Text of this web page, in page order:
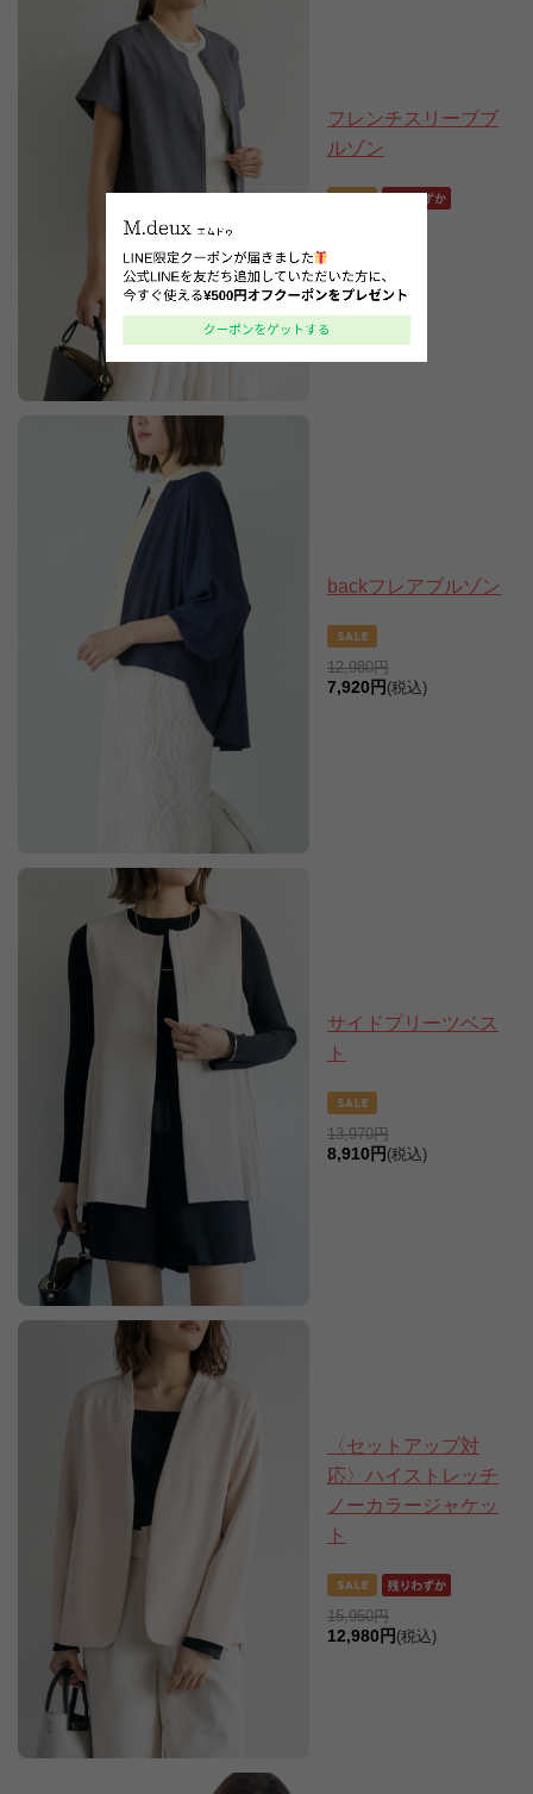
フレンチスリーブブ
ルゾン
backフレアブルゾン
12,980円
7,920円 (税込)
サイドプリーツベス
ト
13,970円
8,910円 (税込)
〈セットアップ対
応〉ハイストレッチ
ノーカラージャケッ
ト
15,950円
12,980円 (税込)